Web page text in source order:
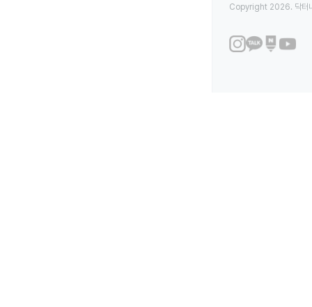
Copyright 2026. 닥터